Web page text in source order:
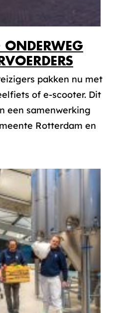
ONDERWEG
pakken nu met
of e-scooter. Dit
een samenwerking
Rotterdam en